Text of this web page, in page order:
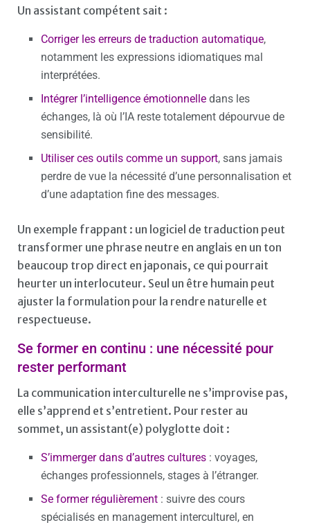
Un assistant compétent sait :
Corriger les erreurs de traduction automatique,
notamment les expressions idiomatiques mal
interprétées.
Intégrer l’intelligence émotionnelle dans les
échanges, là où l’IA reste totalement dépourvue de
sensibilité.
Utiliser ces outils comme un support, sans jamais
perdre de vue la nécessité d’une personnalisation et
d’une adaptation fine des messages.
Un exemple frappant : un logiciel de traduction peut
transformer une phrase neutre en anglais en un ton
beaucoup trop direct en japonais, ce qui pourrait
heurter un interlocuteur. Seul un être humain peut
ajuster la formulation pour la rendre naturelle et
respectueuse.
Se former en continu : une nécessité pour
rester performant
La communication interculturelle ne s’improvise pas,
elle s’apprend et s’entretient. Pour rester au
sommet, un assistant(e) polyglotte doit :
S’immerger dans d’autres cultures : voyages,
échanges professionnels, stages à l’étranger.
Se former régulièrement : suivre des cours
spécialisés en management interculturel, en